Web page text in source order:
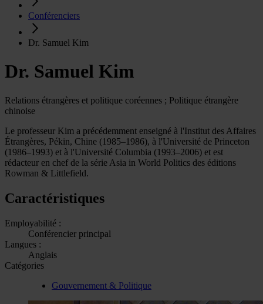
Conférenciers
Dr. Samuel Kim
Dr. Samuel Kim
Relations étrangères et politique coréennes ; Politique étrangère
chinoise
Le professeur Kim a précédemment enseigné à l'Institut des Affaires
Étrangères, Pékin, Chine (1985–1986), à l'Université de Princeton
(1986–1993) et à l'Université Columbia (1993–2006) et est
rédacteur en chef de la série Asia in World Politics des éditions
Rowman & Littlefield.
Caractéristiques
Employabilité :
Conférencier principal
Langues :
Anglais
Catégories
Gouvernement & Politique